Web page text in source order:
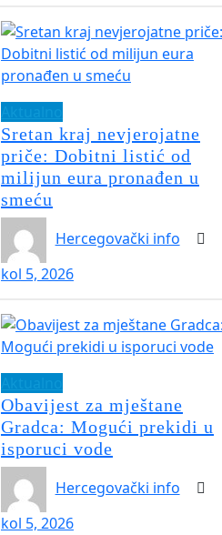
Sretan kraj nevjerojatne
priče: Dobitni listić od
milijun eura pronađen u
smeću
Hercegovački info
kol 5, 2026
Obavijest za mještane
Gradca: Mogući prekidi u
isporuci vode
Hercegovački info
kol 5, 2026